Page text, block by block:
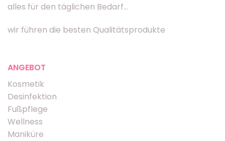
alles für den täglichen Bedarf...
wir führen die besten Qualitätsprodukte
ANGEBOT
Kosmetik
Desinfektion
Fußpflege
Wellness
Maniküre